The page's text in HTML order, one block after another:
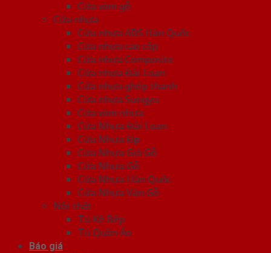
Cửa vòm gỗ
Cửa nhựa
Cửa nhựa ABS Hàn Quốc
Cửa nhựa cao cấp
Cửa nhựa Composite
Cửa nhựa Đài Loan
Cửa nhựa ghép thanh
Cửa nhựa Sungyu
Cửa vòm nhựa
Cửa Nhựa Đài Loan
Cửa Nhựa Đẹp
Cửa Nhựa Giả Gỗ
Cửa Nhựa Gỗ
Cửa Nhựa Hàn Quốc
Cửa Nhựa Vân Gỗ
Nội thất
Tủ Kệ Bếp
Tủ Quần Áo
Báo giá